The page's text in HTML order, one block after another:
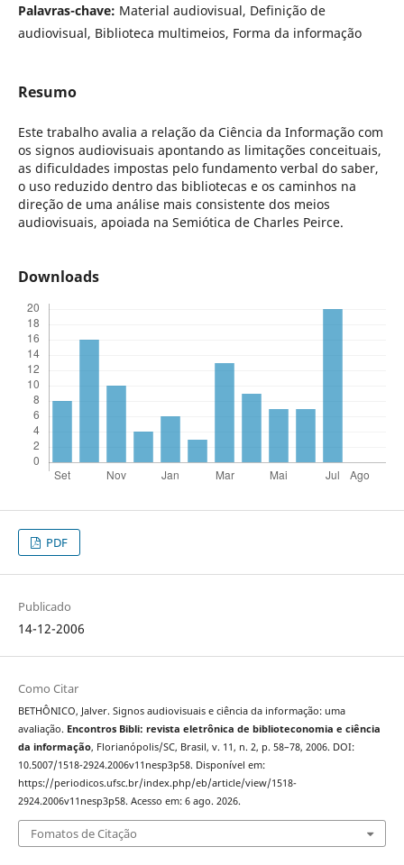
Palavras-chave: Material audiovisual, Definição de
audiovisual, Biblioteca multimeios, Forma da informação
Resumo
Este trabalho avalia a relação da Ciência da Informação com
os signos audiovisuais apontando as limitações conceituais,
as dificuldades impostas pelo fundamento verbal do saber,
o uso reduzido dentro das bibliotecas e os caminhos na
direção de uma análise mais consistente dos meios
audiovisuais, apoiada na Semiótica de Charles Peirce.
Downloads
PDF
Publicado
14-12-2006
Como Citar
BETHÔNICO, Jalver. Signos audiovisuais e ciência da informação: uma
avaliação. Encontros Bibli: revista eletrônica de biblioteconomia e ciência
da informação, Florianópolis/SC, Brasil, v. 11, n. 2, p. 58–78, 2006. DOI:
10.5007/1518-2924.2006v11nesp3p58. Disponível em:
https://periodicos.ufsc.br/index.php/eb/article/view/1518-
2924.2006v11nesp3p58. Acesso em: 6 ago. 2026.
Fomatos de Citação